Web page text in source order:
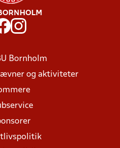
Bornholm
og aktiviteter